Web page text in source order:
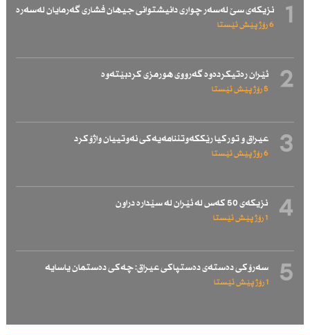
1 نزیكەی سێ لەسەر چواری دانیشتوانی جیهان فشاری گەرمایان لەسەرە
6 رۆژ پێش ئێستا
2 ئێران رەتیكردەوە گەرووی هورمزی كردبێتەوە
5 رۆژ پێش ئێستا
3 عیراق و توركیا رێككەوتننامەیەكی نەوتییان واژۆكرد
6 رۆژ پێش ئێستا
4 نزیكەی 50 كەس لە ئێران لە سێدارە دراون
1 رۆژ پێش ئێستا
5 سەرۆكی دەستەی دەستپاكی عیراق: چەكی دەستمان یاسایە
1 رۆژ پێش ئێستا